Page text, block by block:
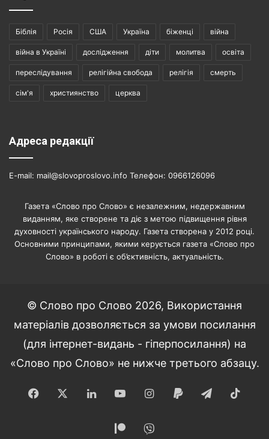
Біблія Росія США Україна біженці війна
війна в Україні дослідження діти молитва освіта
переслідування релігійна свобода релігія смерть
сім'я християнство церква
Адреса редакції
E-mail: mail@slovoproslovo.info Телефон: 0966126096
Газета «Слово про Слово» є незалежним, недержавним
виданням, яке створене та діє з метою підвищення рівня
духовності українського народу. Газета створена у 2012 році.
Основними принципами, якими керується газета «Слово про
Слово» в роботі є об’єктивність, актуальність.
© Слово про Слово 2026, Використання
матеріалів дозволяється за умови посилання
(для інтернет-видань - гіперпосилання) на
«Слово про Слово» не нижче третього абзацу.
Facebook LinkedInYouTubeInstagram
Paypal Telegram
Patreon